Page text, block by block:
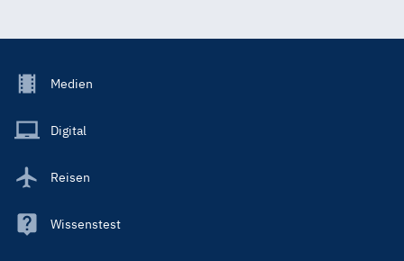
Footer
Main
Medien
Digital
Reisen
Wissenstest